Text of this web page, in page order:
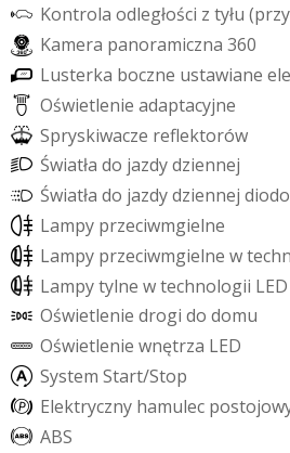
Kontrola odległości z tyłu (przy
Kamera panoramiczna 360
Lusterka boczne ustawiane ele
Oświetlenie adaptacyjne
Spryskiwacze refektorów
Światła do jazdydziennej
Światła do jazdydziennej diodo
Lampy przeciwmgielne
Lampy przeciwmgielne wtechn
Lampytylne wtechnologii LED
Oświetlenie drogi do domu
Oświetlenie wnętrza LED
System Start/Stop
Elektryczny hamulec postojow
ABS